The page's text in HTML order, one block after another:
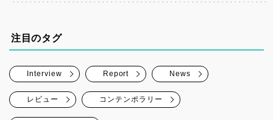
注目のタグ
Interview Report News
レビュー コンテンポラリー